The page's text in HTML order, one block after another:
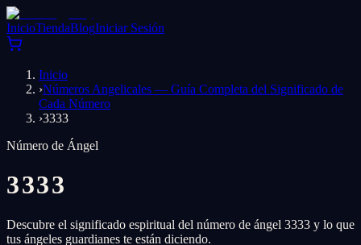
InicioTiendaBlogIniciar Sesión
Inicio
›Números Angelicales — Guía Completa del Significado de
Cada Número
›3333
Número de Ángel
3333
Descubre el significado espiritual del número de ángel 3333 y lo que
tus ángeles guardianes te están diciendo.